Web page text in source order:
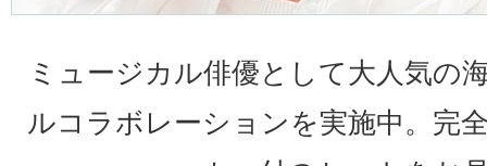
ミュージカル俳優として大人気の
ルコラボレーションを実施中。完